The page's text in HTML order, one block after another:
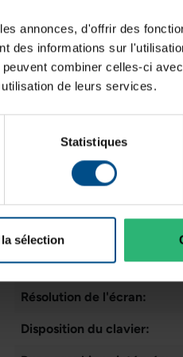
annonces, d'offrir des
des informations sur
combiner celles-ci
de leurs services.
Statistiques
sélection
Génération de CPU:
Système d'exploitation:
Webcam:
Taille de l'écran:
Résolution de l'écran:
Disposition du clavier: